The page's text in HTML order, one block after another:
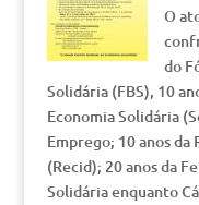
O
do
Solidária (FBS), 10
Economia Solidária
Emprego; 10 anos da
(Recid); 20 anos da
Solidária enquanto